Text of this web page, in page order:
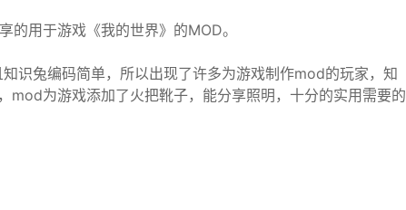
的用于游戏《我的世界》的MOD。
识兔编码简单，所以出现了许多为游戏制作mod的玩家，知
mod为游戏添加了火把靴子，能分享照明，十分的实用需要的